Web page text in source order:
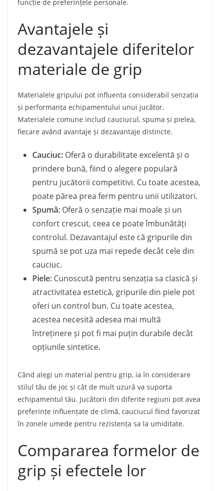
funcție de preferințele personale.
Avantajele și
dezavantajele diferitelor
materiale de grip
Materialele gripului pot influența considerabil senzația
și performanța echipamentului unui jucător.
Materialele comune includ cauciucul, spuma și pielea,
fiecare având avantaje și dezavantaje distincte.
Cauciuc: Oferă o durabilitate excelentă și o
prindere bună, fiind o alegere populară
pentru jucătorii competitivi. Cu toate acestea,
poate părea prea ferm pentru unii utilizatori.
Spumă: Oferă o senzație mai moale și un
confort crescut, ceea ce poate îmbunătăți
controlul. Dezavantajul este că gripurile din
spumă se pot uza mai repede decât cele din
cauciuc.
Piele: Cunoscută pentru senzația sa clasică și
atractivitatea estetică, gripurile din piele pot
oferi un control bun. Cu toate acestea,
acestea necesită adesea mai multă
întreținere și pot fi mai puțin durabile decât
opțiunile sintetice.
Când alegi un material pentru grip, ia în considerare
stilul tău de joc și cât de mult uzură va suporta
echipamentul tău. Jucătorii din diferite regiuni pot avea
preferințe influențate de climă, cauciucul fiind favorizat
în zonele umede pentru rezistența sa la umiditate.
Compararea formelor de
grip și efectele lor